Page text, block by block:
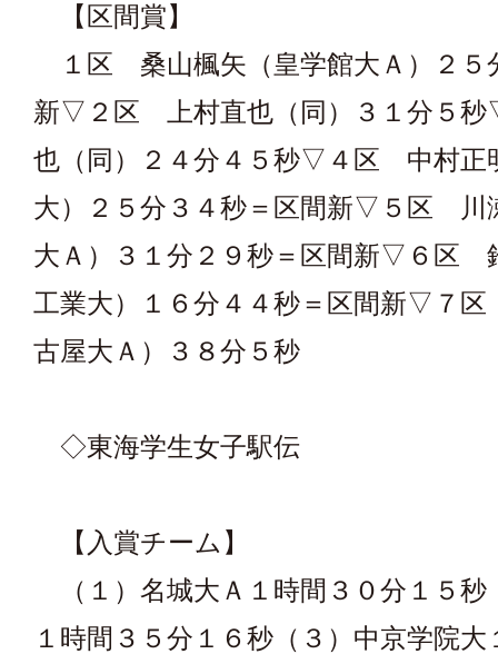
【区間賞】
１区 桑山楓矢（皇学館大Ａ）２５
新▽２区 上村直也（同）３１分５
也（同）２４分４５秒▽４区 中村正
大）２５分３４秒＝区間新▽５区 川
大Ａ）３１分２９秒＝区間新▽６区
工業大）１６分４４秒＝区間新▽７
古屋大Ａ）３８分５秒
◇東海学生女子駅伝
【入賞チーム】
（１）名城大Ａ１時間３０分１５秒
１時間３５分１６秒（３）中京学院